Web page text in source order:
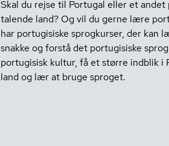
Skal du rejse til Portugal eller et andet
talende land? Og vil du gerne lære
har portugisiske sprogkurser, der kan
snakke og forstå det portugisiske
portugisisk kultur, få et større indblik i
land og lær at bruge sproget.